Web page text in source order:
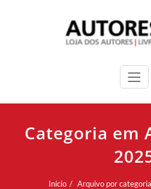
Categoria em
Início Arquivo por